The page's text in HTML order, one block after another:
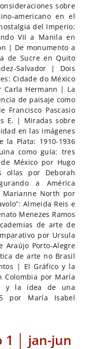
sobre
americano en el
del Imperio:
VII a Manila en
| De monumento a
de Sucre en Quito
Salvador | Dois
Cidade do México
Carla Hermann | La
de paisaje como
Francisco Pascasio
E. | Miradas sobre
en las imágenes
la Plata: 1910-1936
como guía: tres
México por Hugo
ollas por Deborah
a América
Marianne North por
Almeida Reis e
Menezes Ramos
de arte de
por Ursula
Araújo Porto-Alegre
de arte no Brasil
| El Gráfico y la
Colombia por María
y la idea de una
por María Isabel
1 │ jan-jun